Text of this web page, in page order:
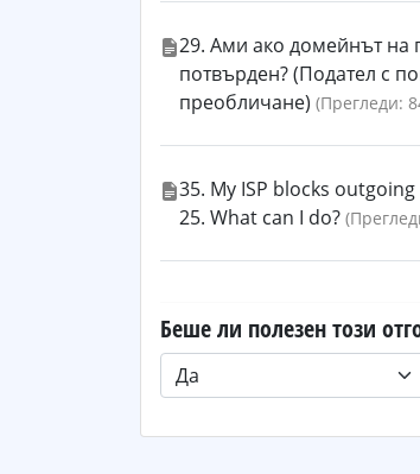
29. Ами ако домейнът на
потвърден? (Подател с
преобличане) (Прегледи:
35. My ISP blocks
25. What can I do?
Беше ли полезен този